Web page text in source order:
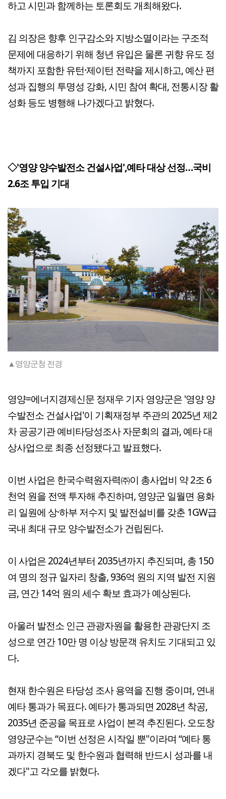
하고 시민과 함께하는 토론회도 개최해왔다.
김 의장은 향후 인구감소와 지방소멸이라는 구조적
문제에 대응하기 위해 청년 유입은 물론 귀향 유도 정
책까지 포함한 유턴·제이턴 전략을 제시하고, 예산 편
성과 집행의 투명성 강화, 시민 참여 확대, 전통시장 활
성화 등도 병행해 나가겠다고 밝혔다.
◇'영양 양수발전소 건설사업',예타 대상 선정…국비
2.6조 투입 기대
▲영양군청 전경
영양=에너지경제신문 정재우 기자 영양군은 '영양 양
수발전소 건설사업'이 기획재정부 주관의 2025년 제2
차 공공기관 예비타당성조사 자문회의 결과, 예타 대
상사업으로 최종 선정됐다고 발표했다.
이번 사업은 한국수력원자력㈜이 총사업비 약 2조 6
천억 원을 전액 투자해 추진하며, 영양군 일월면 용화
리 일원에 상·하부 저수지 및 발전설비를 갖춘 1GW급
국내 최대 규모 양수발전소가 건립된다.
이 사업은 2024년부터 2035년까지 추진되며, 총 150
여 명의 정규 일자리 창출, 936억 원의 지역 발전 지원
금, 연간 14억 원의 세수 확보 효과가 예상된다.
아울러 발전소 인근 관광자원을 활용한 관광단지 조
성으로 연간 10만 명 이상 방문객 유치도 기대되고 있
다.
현재 한수원은 타당성 조사 용역을 진행 중이며, 연내
예타 통과가 목표다. 예타가 통과되면 2028년 착공,
2035년 준공을 목표로 사업이 본격 추진된다. 오도창
영양군수는 “이번 선정은 시작일 뿐"이라며 “예타 통
과까지 경북도 및 한수원과 협력해 반드시 성과를 내
겠다"고 각오를 밝혔다.